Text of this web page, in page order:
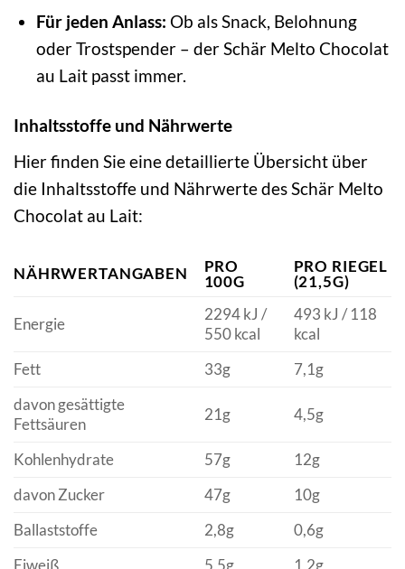
Für jeden Anlass: Ob als Snack, Belohnung
oder Trostspender – der Schär Melto Chocolat
au Lait passt immer.
Inhaltsstoffe und Nährwerte
Hier finden Sie eine detaillierte Übersicht über
die Inhaltsstoffe und Nährwerte des Schär Melto
Chocolat au Lait:
NÄHRWERTANGABEN
PRO
100G
PRO RIEGEL
(21,5G)
Energie
2294 kJ /
550 kcal
493 kJ / 118
kcal
Fett
33g
7,1g
davon gesättigte
Fettsäuren
21g 4,5g
Kohlenhydrate 57g
12g
davon Zucker
47g
10g
Ballaststoffe
2,8g
0,6g